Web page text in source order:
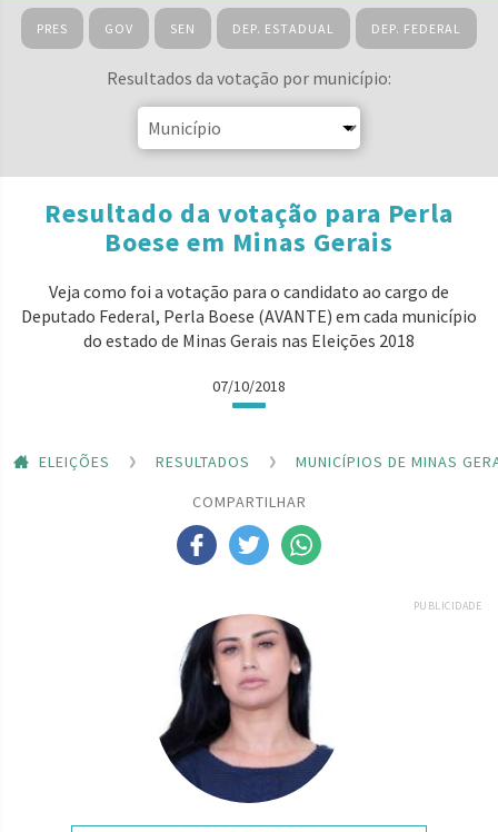
PRES GOV SEN DEP. ESTADUAL DEP. FEDERAL
Resultados da votação por município:
Resultado da votação para Perla
Boese em Minas Gerais
Veja como foi a votação para o candidato ao cargo de
Deputado Federal, Perla Boese (AVANTE) em cada município
do estado de Minas Gerais nas Eleições 2018
07/10/2018
ELEIÇÕES RESULTADOS
MUNICÍPIOS DE MINAS
COMPARTILHAR
PUBLICIDADE